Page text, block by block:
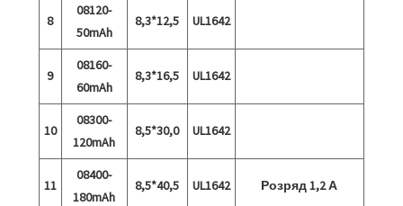
8
08120-
50mAh
8,3*12,5 UL1642
9
08160-
60mAh
8,3*16,5 UL1642
10
08300-
120mAh
8,5*30,0 UL1642
11
08400-
180mAh
8,5*40,5 UL1642 Розряд 1,2 А